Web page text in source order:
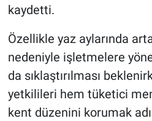
kaydetti.
Özellikle yaz aylarında
nedeniyle işletmelere
da sıklaştırılması
yetkilileri hem tüketici
kent düzenini korumak